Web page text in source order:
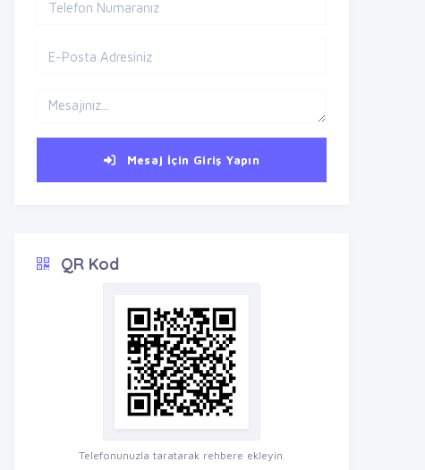
Mesaj İçin Giriş Yapın
QR Kod
Telefonunuzla taratarak rehbere ekleyin.